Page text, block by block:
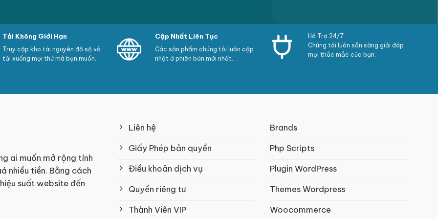
Tải Không Giới Hạn
Truy cập kho tài nguyên đồ sộ và
tải xuống mọi thứ mà bạn muốn.
Cập Nhất Liên Tục
Các sản phẩm chúng tôi luôn cập
nhật ở phiên bản mới nhất.
Hỗ Trợ 24/7
Chúng tôi luôn sẵn sàng giải đáp
mọi thắc mắc của bạn.
ai muốn mở rộng tính
nhiều tiền. Bằng cách
suất website đến
Liên hệ
Giấy Phép bản quyền
Điều khoản dịch vụ
Quyền riêng tư
Thành Viên VIP
Brands
Php Scripts
Plugin WordPress
Themes Wordpress
Woocommerce